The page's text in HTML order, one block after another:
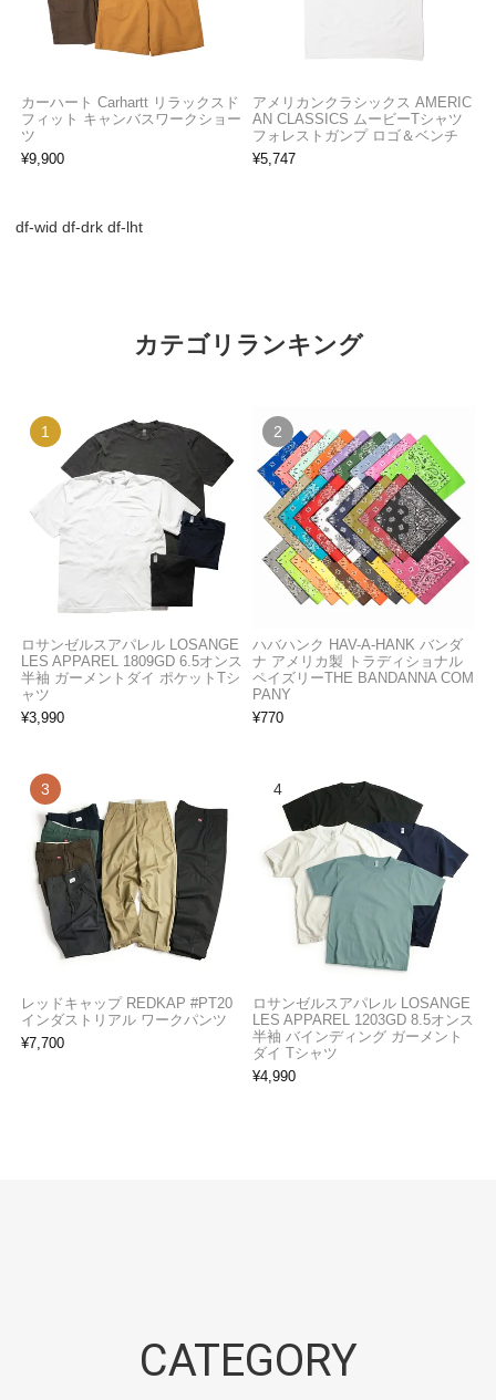
カーハート Carhartt リラックスド
フィット キャンバスワークショー
ツ
¥9,900
アメリカンクラシックス AMERIC
AN CLASSICS ムービーTシャツ
フォレストガンプ ロゴ＆ベンチ
¥5,747
df-wid df-drk df-lht
カテゴリランキング
ロサンゼルスアパレル LOSANGE
LES APPAREL 1809GD 6.5オンス
半袖 ガーメントダイ ポケットTシ
ャツ
¥3,990
ハバハンク HAV-A-HANK バンダ
ナ アメリカ製 トラディショナル
ペイズリーTHE BANDANNA COM
PANY
¥770
レッドキャップ REDKAP #PT20
インダストリアル ワークパンツ
¥7,700
ロサンゼルスアパレル LOSANGE
LES APPAREL 1203GD 8.5オンス
半袖 バインディング ガーメント
ダイ Tシャツ
¥4,990
CATEGORY